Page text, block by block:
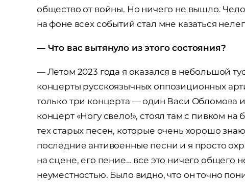
общество от войны. Но ничего не вышло.
на фоне всех событий стал мне казаться
— Что вас вытянуло из этого состояния?
— Летом 2023 года я оказался в небольшой
концерты русскоязычных оппозиционных
только три концерта — один Васи Обломова
концерт «Ногу свело!», стоял там с пивком на
тех старых песен, которые очень хорошо
последние антивоенные песни и я просто
на сцене, его пение… все это ничего общего
неуместностью. Было видно, что он точно